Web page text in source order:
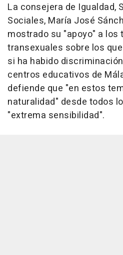
La consejera de Igualdad,
Sociales, María José
mostrado su "apoyo" a los
transexuales sobre los
si ha habido
centros educativos de
defiende que "en estos
naturalidad" desde todos
"extrema sensibilidad".